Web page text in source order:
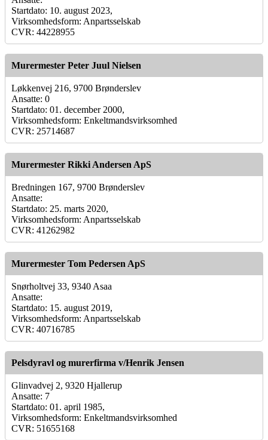
Startdato: 10. august 2023,
Virksomhedsform: Anpartsselskab
CVR: 44228955
Murermester Peter Juul Nielsen
Løkkenvej 216, 9700 Brønderslev
Ansatte: 0
Startdato: 01. december 2000,
Virksomhedsform: Enkeltmandsvirksomhed
CVR: 25714687
Murermester Rikki Andersen ApS
Bredningen 167, 9700 Brønderslev
Ansatte:
Startdato: 25. marts 2020,
Virksomhedsform: Anpartsselskab
CVR: 41262982
Murermester Tom Pedersen ApS
Snørholtvej 33, 9340 Asaa
Ansatte:
Startdato: 15. august 2019,
Virksomhedsform: Anpartsselskab
CVR: 40716785
Pelsdyravl og murerfirma v/Henrik Jensen
Glinvadvej 2, 9320 Hjallerup
Ansatte: 7
Startdato: 01. april 1985,
Virksomhedsform: Enkeltmandsvirksomhed
CVR: 51655168